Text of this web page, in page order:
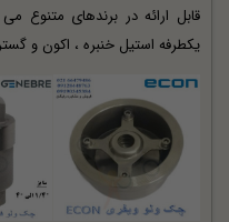
قابل ارائه در برندهای متنوع
یکطرفه استیل خنبره ، اکون و